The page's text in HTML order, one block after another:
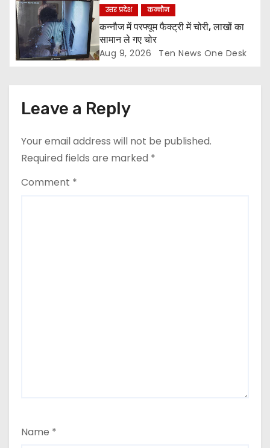
उत्तर प्रदेश कन्नौज
कन्नौज में परफ्यूम फैक्ट्री में चोरी, लाखों का
सामान ले गए चोर
Aug 9, 2026 Ten News One Desk
Leave a Reply
Your email address will not be published.
Required fields are marked *
Comment *
Name *